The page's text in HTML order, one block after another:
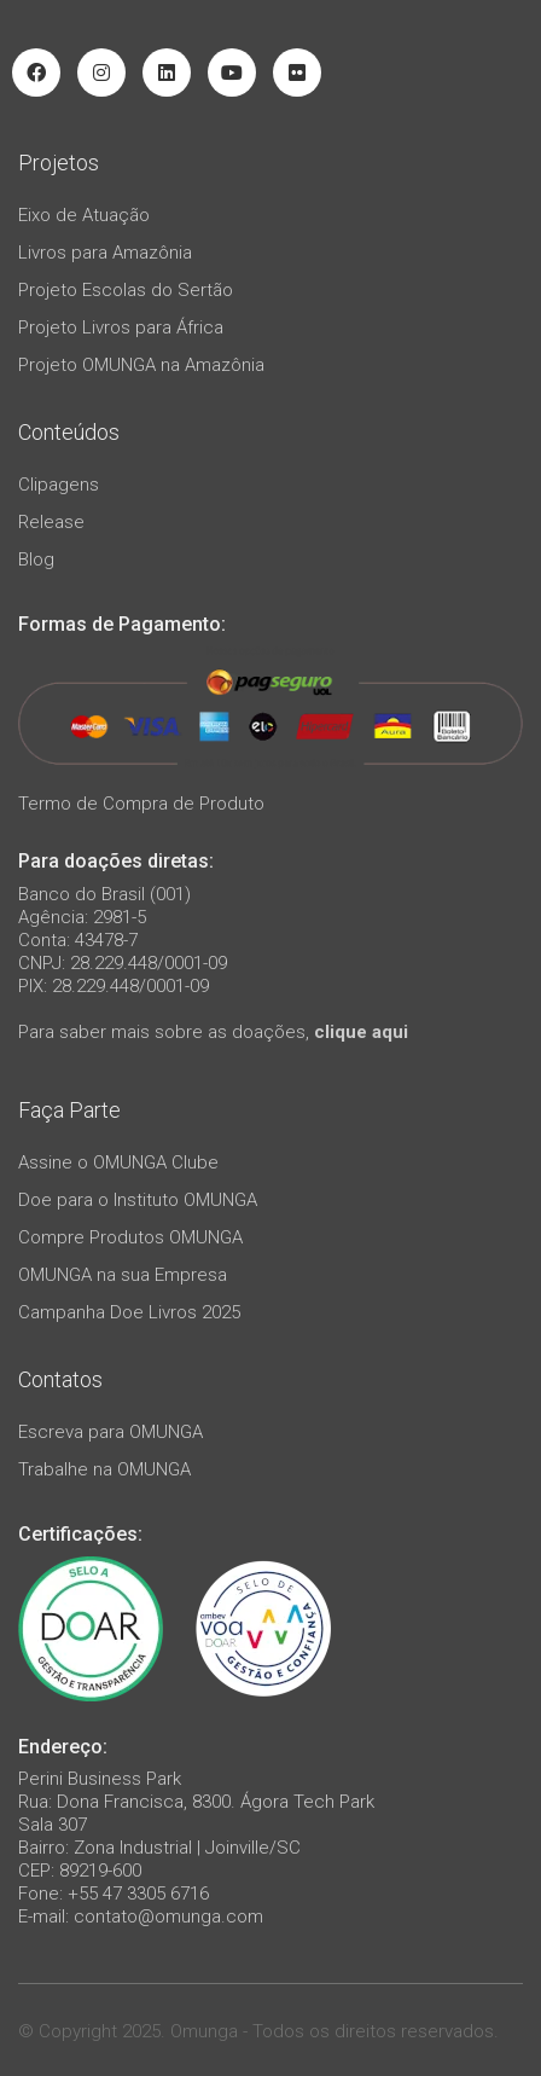
Projetos
Eixo de Atuação
Livros para Amazônia
Projeto Escolas do Sertão
Projeto Livros para África
Projeto OMUNGA na Amazônia
Conteúdos
Clipagens
Release
Blog
Formas de Pagamento:
Termo de Compra de Produto
Para doações diretas:
Banco do Brasil (001)
Agência: 2981-5
Conta: 43478-7
CNPJ: 28.229.448/0001-09
PIX: 28.229.448/0001-09
Para saber mais sobre as doações, clique aqui
Faça Parte
Assine o OMUNGA Clube
Doe para o Instituto OMUNGA
Compre Produtos OMUNGA
OMUNGA na sua Empresa
Campanha Doe Livros 2025
Contatos
Escreva para OMUNGA
Trabalhe na OMUNGA
Certificações:
Endereço:
Perini Business Park
Rua: Dona Francisca, 8300. Ágora Tech Park
Sala 307
Bairro: Zona Industrial | Joinville/SC
CEP: 89219-600
Fone: +55 47 3305 6716
E-mail: contato@omunga.com
© Copyright 2025. Omunga - Todos os direitos reservados.